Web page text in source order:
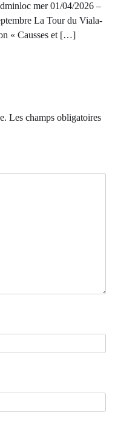
mer 01/04/2026 –
La Tour du Viala-
« Causses et […]
Les champs obligatoires